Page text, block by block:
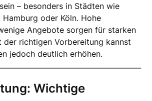
– besonders in Städten wie
Hamburg oder Köln. Hohe
Angebote sorgen für starken
der richtigen Vorbereitung kannst
jedoch deutlich erhöhen.
Wichtige